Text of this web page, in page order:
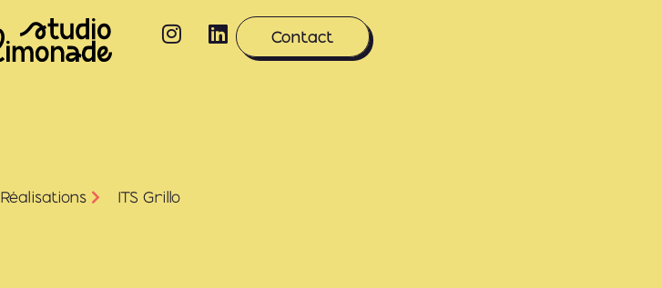
Contact
Réalisations ITS Grillo